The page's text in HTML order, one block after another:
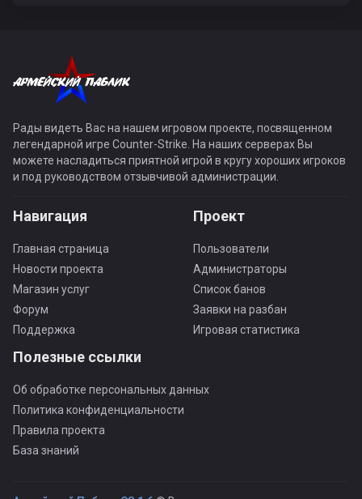
Рады видеть Вас на нашем игровом проекте, посвященном
легендарной игре Counter-Strike. На наших серверах Вы
можете насладиться приятной игрой в кругу хороших игроков
и под руководством отзывчивой администрации.
Навигация
Главная страница
Новости проекта
Магазин услуг
Форум
Поддержка
Проект
Пользователи
Администраторы
Список банов
Заявки на разбан
Игровая статистика
Полезные ссылки
Об обработке персональных данных
Политика конфиденциальности
Правила проекта
База знаний